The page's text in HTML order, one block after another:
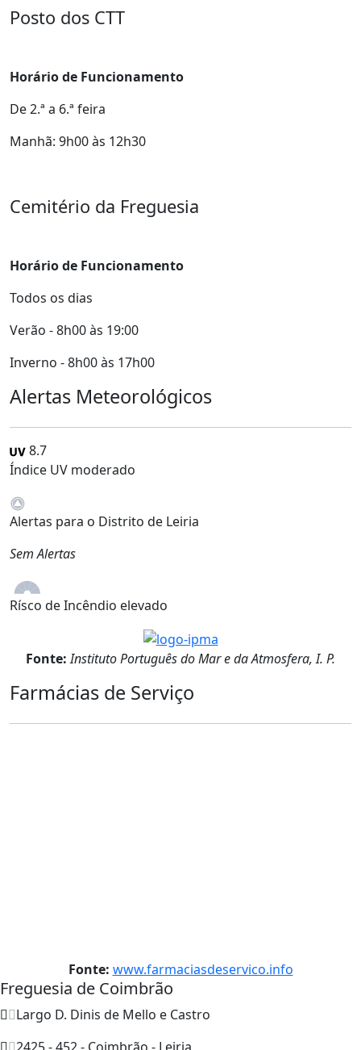
Posto dos CTT
Horário de Funcionamento
De 2.ª a 6.ª feira
Manhã: 9h00 às 12h30
Cemitério da Freguesia
Horário de Funcionamento
Todos os dias
Verão - 8h00 às 19:00
Inverno - 8h00 às 17h00
Alertas Meteorológicos
8.7
Índice UV moderado
Alertas para o Distrito de Leiria
Sem Alertas
Rísco de Incêndio elevado
Fonte: Instituto Português do Mar e da Atmosfera, I. P.
Farmácias de Serviço
Fonte: www.farmaciasdeservico.info
Freguesia de Coimbrão
Largo D. Dinis de Mello e Castro
2425 - 452 - Coimbrão - Leiria